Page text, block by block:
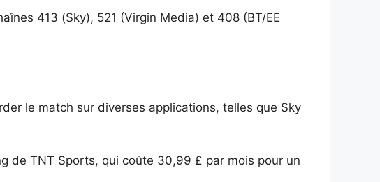
413 (Sky), 521 (Virgin Media) et 408 (BT/EE
le match sur diverses applications, telles que Sky
de TNT Sports, qui coûte 30,99 £ par mois pour un